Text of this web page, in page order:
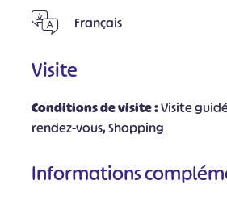
Français
Visite
Conditions de visite :Visite
rendez-vous, Shopping
Informations